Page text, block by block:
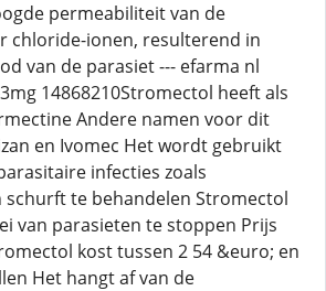
permeabiliteit van de
chloride-ionen, resulterend in
van de parasiet --- efarma nl
14868210Stromectol heeft als
Andere namen voor dit
en Ivomec Het wordt gebruikt
infecties zoals
te behandelen Stromectol
van parasieten te stoppen Prijs
kost tussen 2 54 &euro; en
Het hangt af van de